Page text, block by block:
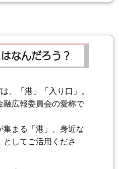
なんだろう？
、「港」「入り口」。
融広報委員会の愛称で
まる「港」、身近な
してご活用くださ